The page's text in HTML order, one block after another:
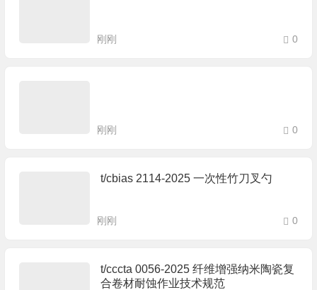
刚刚 0
刚刚 0
t/cbias 2114-2025 一次性竹刀叉勺
刚刚 0
t/cccta 0056-2025 纤维增强纳米陶瓷复
合卷材耐蚀作业技术规范